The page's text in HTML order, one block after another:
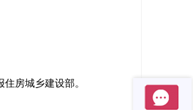
房城乡建设部。